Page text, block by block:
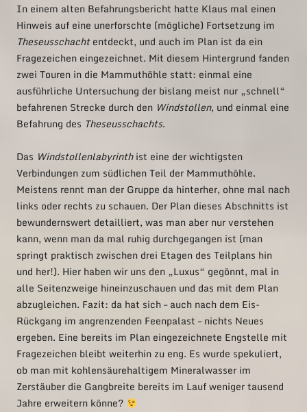
In einem alten Befahrungsbericht hatte Klaus mal einen
Hinweis auf eine unerforschte (mögliche) Fortsetzung im
Theseusschachtentdeckt, und auch im Plan ist da ein
Fragezeichen eingezeichnet. Mit diesem Hintergrund fanden
zwei Touren in die Mammuthöhle statt: einmal eine
ausführliche Untersuchung der bislang meist nur „schnell“
befahrenen Strecke durch den Windstollen, und einmal eine
Befahrung des Theseusschachts.
Das Windstollenlabyrinthist eine der wichtigsten
Verbindungen zum südlichen Teil der Mammuthöhle.
Meistens rennt man der Gruppe da hinterher, ohne mal nach
links oder rechts zu schauen. Der Plan dieses Abschnitts ist
bewundernswert detailliert, was man aber nur verstehen
kann, wenn man da mal ruhig durchgegangen ist (man
springt praktisch zwischen drei Etagen des Teilplans hin
und her!). Hier haben wir uns den „Luxus“ gegönnt, mal in
alle Seitenzweige hineinzuschauen und das mit dem Plan
abzugleichen. Fazit: da hat sich – auch nach dem Eis-
Rückgang im angrenzenden Feenpalast – nichts Neues
ergeben. Eine bereits im Plan eingezeichnete Engstelle mit
Fragezeichen bleibt weiterhin zu eng. Es wurde spekuliert,
ob man mit kohlensäurehaltigem Mineralwasser im
Zerstäuber die Gangbreite bereits im Lauf weniger tausend
Jahre erweitern könne?